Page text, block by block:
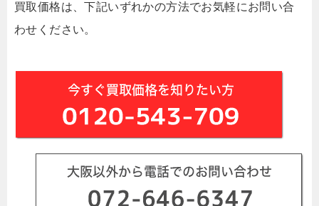
買取価格は、下記いずれかの方法でお気軽にお問い合
わせください。